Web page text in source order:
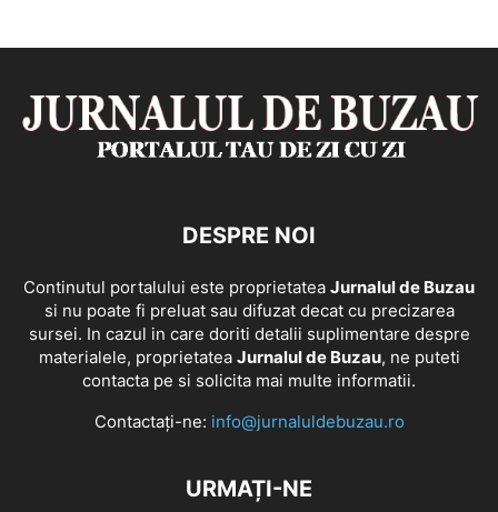
DESPRE NOI
Continutul portalului este proprietatea Jurnalul de Buzau
si nu poate fi preluat sau difuzat decat cu precizarea
sursei. In cazul in care doriti detalii suplimentare despre
materialele, proprietatea Jurnalul de Buzau, ne puteti
contacta pe si solicita mai multe informatii.
Contactați-ne: info@jurnaluldebuzau.ro
URMAȚI-NE